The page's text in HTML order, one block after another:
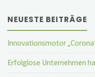
NEUESTE BEITRÄGE
Innovationsmotor
Erfolglose Unternehmen